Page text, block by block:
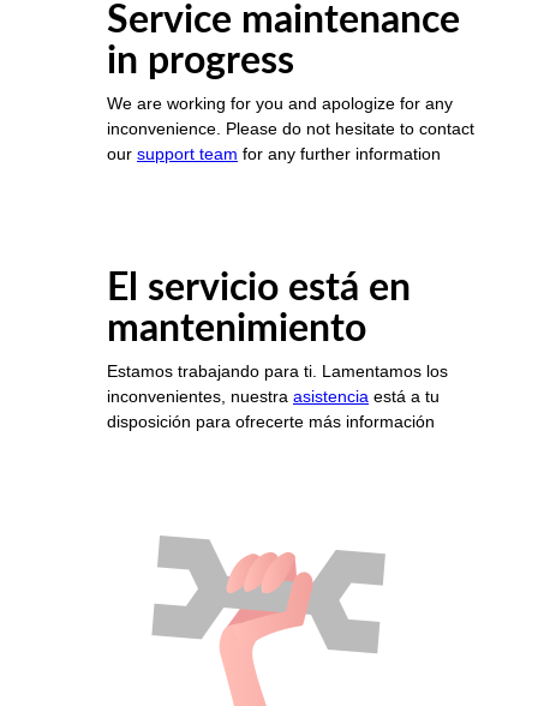
Service maintenance
in progress
We are working for you and apologize for any
inconvenience. Please do not hesitate to contact
our support team for any further information
El servicio está en
mantenimiento
Estamos trabajando para ti. Lamentamos los
inconvenientes, nuestra asistencia está a tu
disposición para ofrecerte más información